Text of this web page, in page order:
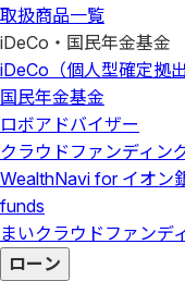
取扱商品一覧
iDeCo・国民年金基金
iDeCo（個人型確定拠出
国民年金基金
ロボアドバイザー
クラウドファンディン
WealthNavi for イオン
funds
まいクラウドファンデ
ローン